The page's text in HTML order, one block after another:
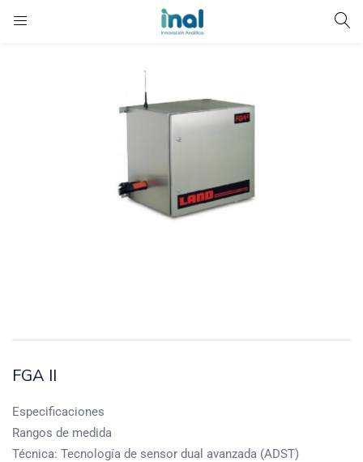
FGA II
Especificaciones
Rangos de medida
Técnica: Tecnología de sensor dual avanzada (ADST)